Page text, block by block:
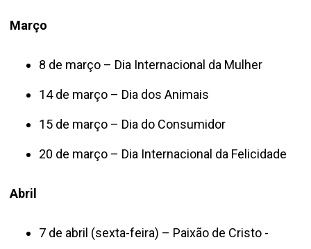
Março
8 de março – Dia Internacional da Mulher
14 de março – Dia dos Animais
15 de março – Dia do Consumidor
20 de março – Dia Internacional da Felicidade
Abril
7 de abril (sexta-feira) – Paixão de Cristo -